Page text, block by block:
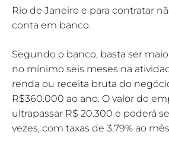
Rio de Janeiro e para contratar
conta em banco.
Segundo o banco, basta ser
no mínimo seis meses na
renda ou receita bruta do
R$360.000 ao ano. O valor do
ultrapassar R$ 20.300 e poderá
vezes, com taxas de 3,79% ao